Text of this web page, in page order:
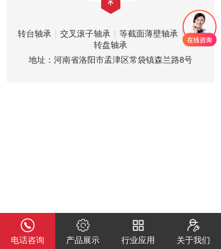
转台轴承 | 交叉滚子轴承 | 等截面薄壁轴承 | 精密
转盘轴承
地址：河南省洛阳市孟津区常袋镇森兰路8号
电话咨询 产品展示 行业应用 关于我们